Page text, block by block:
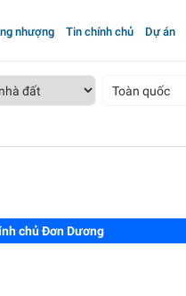
nhượng Tin chính chủ Dự án
Toàn quốc
chủ Đơn Dương